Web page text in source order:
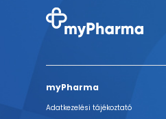
myPharma
Adatkezelési tájékoztató